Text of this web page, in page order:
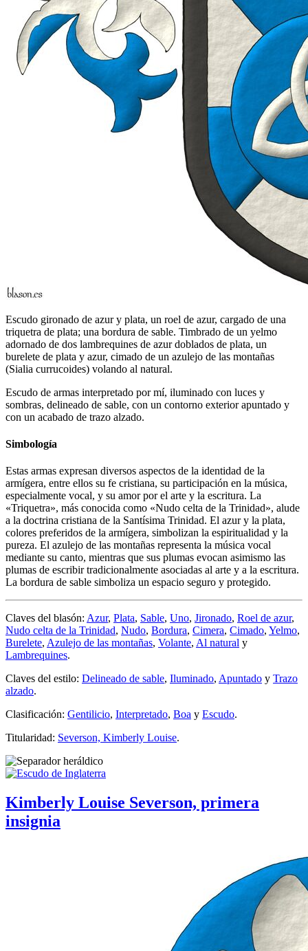
Escudo gironado de azur y plata, un roel de azur, cargado de una
triquetra de plata; una bordura de sable. Timbrado de un yelmo
adornado de dos lambrequines de azur doblados de plata, un
burelete de plata y azur, cimado de un azulejo de las montañas
(Sialia currucoides) volando al natural.
Escudo de armas interpretado por mí, iluminado con luces y
sombras, delineado de sable, con un contorno exterior apuntado y
con un acabado de trazo alzado.
Simbología
Estas armas expresan diversos aspectos de la identidad de la
armígera, entre ellos su fe cristiana, su participación en la música,
especialmente vocal, y su amor por el arte y la escritura. La
«Triquetra», más conocida como «Nudo celta de la Trinidad», alude
a la doctrina cristiana de la Santísima Trinidad. El azur y la plata,
colores preferidos de la armígera, simbolizan la espiritualidad y la
pureza. El azulejo de las montañas representa la música vocal
mediante su canto, mientras que sus plumas evocan asimismo las
plumas de escribir tradicionalmente asociadas al arte y a la escritura.
La bordura de sable simboliza un espacio seguro y protegido.
Claves del blasón: Azur, Plata, Sable, Uno, Jironado, Roel de azur,
Nudo celta de la Trinidad, Nudo, Bordura, Cimera, Cimado, Yelmo,
Burelete, Azulejo de las montañas, Volante, Al natural y
Lambrequines.
Claves del estilo: Delineado de sable, Iluminado, Apuntado y Trazo
alzado.
Clasificación: Gentilicio, Interpretado, Boa y Escudo.
Titularidad: Severson, Kimberly Louise.
Kimberly Louise Severson, primera
insignia